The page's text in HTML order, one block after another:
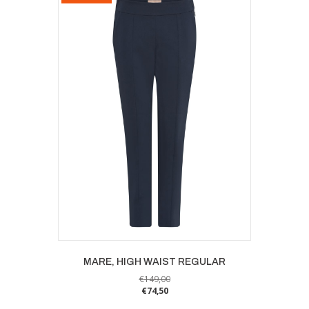
meerdere
gekozen
worden
op
de
productpagina
MARE, HIGH WAIST REGULAR
€149,00
€74,50